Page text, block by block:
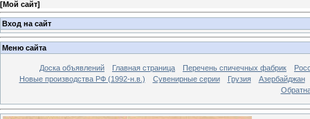
[Мой сайт]
Вход на сайт
Меню сайта
Доска объявлений Главная страница Перечень спичечных фабрик
Новые производства РФ (1992-н.в.)
Сувенирные серии Грузия
Азербайджан